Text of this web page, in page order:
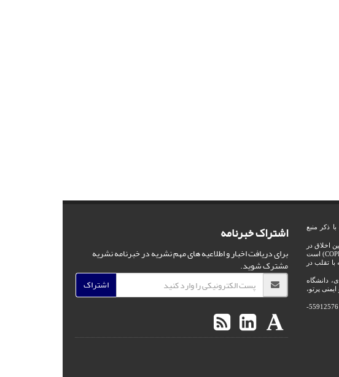
ذکر منبع
اخلاق در
نشریات تابع قوانین کمیته اخلاق در انتشار (COPE) است
با تقلب در
راوندی، دانشگاه
پرتو،
55913043-031 و 55912571-031 و 55912576-
اشتراک خبرنامه
برای دریافت اخبار و اطلاعیه های مهم نشریه در خبرنامه نشریه
مشترک شوید.
اشتراک